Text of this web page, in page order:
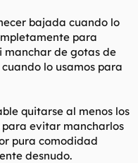
bajada cuando lo
para
manchar de gotas de
lo usamos para
quitarse al menos los
para evitar mancharlos
pura comodidad
desnudo.